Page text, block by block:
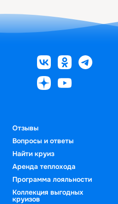
Отзывы
Вопросы и ответы
Найти круиз
Аренда теплохода
Программа лояльности
Коллекция выгодных
круизов